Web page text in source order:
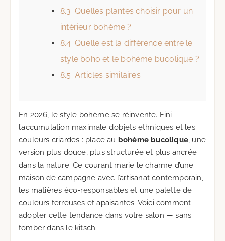
8.3. Quelles plantes choisir pour un
intérieur bohème ?
8.4. Quelle est la différence entre le
style boho et le bohème bucolique ?
8.5. Articles similaires
En 2026, le style bohème se réinvente. Fini
l’accumulation maximale d’objets ethniques et les
couleurs criardes : place au bohème bucolique, une
version plus douce, plus structurée et plus ancrée
dans la nature. Ce courant marie le charme d’une
maison de campagne avec l’artisanat contemporain,
les matières éco-responsables et une palette de
couleurs terreuses et apaisantes. Voici comment
adopter cette tendance dans votre salon — sans
tomber dans le kitsch.